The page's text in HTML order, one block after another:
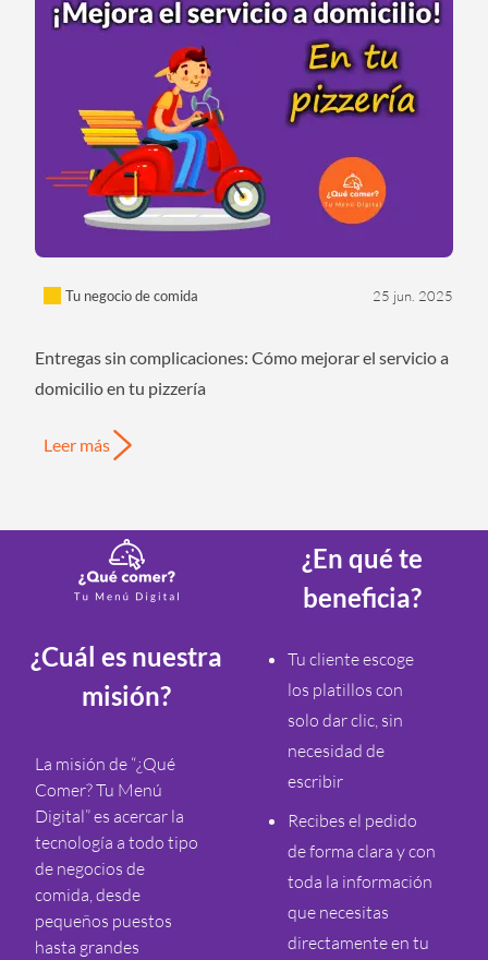
Tu negocio de comida 25 jun. 2025
Entregas sin complicaciones: Cómo mejorar el servicio a
domicilio en tu pizzería
Leer más
¿Cuál es nuestra
misión?
La misión de “¿Qué
Comer? Tu Menú
Digital” es acercar la
tecnología a todo tipo
de negocios de
comida, desde
pequeños puestos
hasta grandes
¿En qué te
beneficia?
Tu cliente escoge
los platillos con
solo dar clic, sin
necesidad de
escribir
Recibes el pedido
de forma clara y con
toda la información
que necesitas
directamente en tu